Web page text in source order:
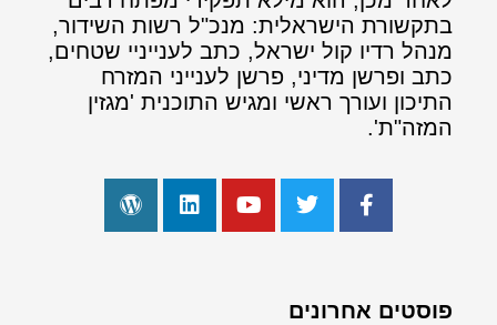
בתקשורת הישראלית: מנכ"ל רשות השידור,
מנהל רדיו קול ישראל, כתב לענייניי שטחים,
כתב ופרשן מדיני, פרשן לענייני המזרח
התיכון ועורך ראשי ומגיש התוכנית 'מגזין
המזה"ת'.
פוסטים אחרונים